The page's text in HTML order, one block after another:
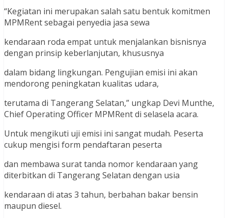
“Kegiatan ini merupakan salah satu bentuk komitmen
MPMRent sebagai penyedia jasa sewa
kendaraan roda empat untuk menjalankan bisnisnya
dengan prinsip keberlanjutan, khususnya
dalam bidang lingkungan. Pengujian emisi ini akan
mendorong peningkatan kualitas udara,
terutama di Tangerang Selatan,” ungkap Devi Munthe,
Chief Operating Officer MPMRent di selasela acara.
Untuk mengikuti uji emisi ini sangat mudah. Peserta
cukup mengisi form pendaftaran peserta
dan membawa surat tanda nomor kendaraan yang
diterbitkan di Tangerang Selatan dengan usia
kendaraan di atas 3 tahun, berbahan bakar bensin
maupun diesel.